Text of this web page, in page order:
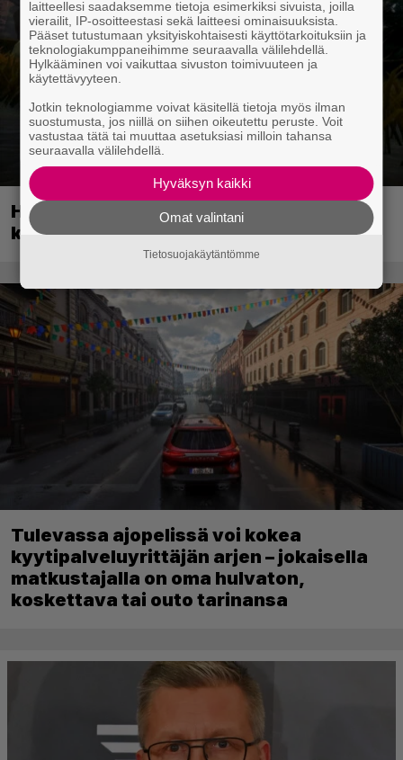
Huippusuosittu Soturikissat-kirjasarja
kääntyy videopeliksi
Tulevassa ajopelissä voi kokea
kyytipalveluyrittäjän arjen – jokaisella
matkustajalla on oma hulvaton,
koskettava tai outo tarinansa
laitteellesi saadaksemme tietoja esimerkiksi sivuista, joilla
vierailit, IP-osoitteestasi sekä laitteesi ominaisuuksista.
Pääset tutustumaan yksityiskohtaisesti käyttötarkoituksiin ja
teknologiakumppaneihimme seuraavalla välilehdellä.
Hylkääminen voi vaikuttaa sivuston toimivuuteen ja
käytettävyyteen.
Jotkin teknologiamme voivat käsitellä tietoja myös ilman
suostumusta, jos niillä on siihen oikeutettu peruste. Voit
vastustaa tätä tai muuttaa asetuksiasi milloin tahansa
seuraavalla välilehdellä.
Hyväksyn kaikki
Omat valintani
Tietosuojakäytäntömme